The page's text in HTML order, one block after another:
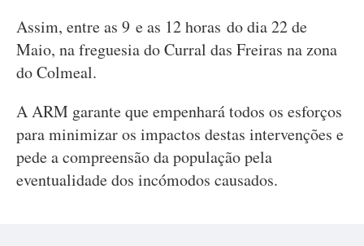
Assim, entre as 9 e as 12 horas do dia 22 de
Maio, na freguesia do Curral das Freiras na zona
do Colmeal.
A ARM garante que empenhará todos os esforços
para minimizar os impactos destas intervenções e
pede a compreensão da população pela
eventualidade dos incómodos causados.